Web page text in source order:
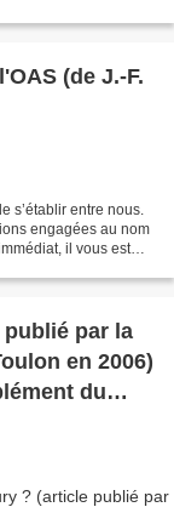
(de J.-F.
s’établir entre nous.
engagées au nom
il vous est
par la
en 2006)
du
Gavoury